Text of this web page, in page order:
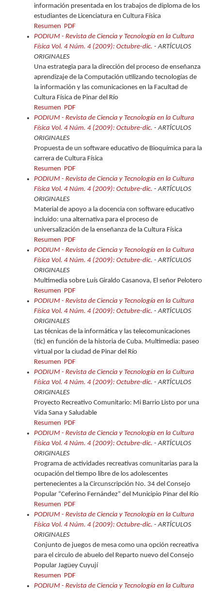
información presentada en los trabajos de diploma de los
estudiantes de Licenciatura en Cultura Física
Resumen PDF
PODIUM - Revista de Ciencia y Tecnología en la Cultura
Física Vol. 4 Núm. 4 (2009): Octubre-dic. - ARTÍCULOS
ORIGINALES
Una estrategia para la dirección del proceso de enseñanza
aprendizaje de la Computación utilizando tecnologías de
la información y las comunicaciones en la Facultad de
Cultura Física de Pinar del Río
Resumen PDF
PODIUM - Revista de Ciencia y Tecnología en la Cultura
Física Vol. 4 Núm. 4 (2009): Octubre-dic. - ARTÍCULOS
ORIGINALES
Propuesta de un software educativo de Bioquímica para la
carrera de Cultura Física
Resumen PDF
PODIUM - Revista de Ciencia y Tecnología en la Cultura
Física Vol. 4 Núm. 4 (2009): Octubre-dic. - ARTÍCULOS
ORIGINALES
Material de apoyo a la docencia con software educativo
incluido: una alternativa para el proceso de
universalización de la enseñanza de la Cultura Física
Resumen PDF
PODIUM - Revista de Ciencia y Tecnología en la Cultura
Física Vol. 4 Núm. 4 (2009): Octubre-dic. - ARTÍCULOS
ORIGINALES
Multimedia sobre Luís Giraldo Casanova, El señor Pelotero
Resumen PDF
PODIUM - Revista de Ciencia y Tecnología en la Cultura
Física Vol. 4 Núm. 4 (2009): Octubre-dic. - ARTÍCULOS
ORIGINALES
Las técnicas de la informática y las telecomunicaciones
(tic) en función de la historia de Cuba. Multimedia: paseo
virtual por la ciudad de Pinar del Río
Resumen PDF
PODIUM - Revista de Ciencia y Tecnología en la Cultura
Física Vol. 4 Núm. 4 (2009): Octubre-dic. - ARTÍCULOS
ORIGINALES
Proyecto Recreativo Comunitario: Mi Barrio Listo por una
Vida Sana y Saludable
Resumen PDF
PODIUM - Revista de Ciencia y Tecnología en la Cultura
Física Vol. 4 Núm. 4 (2009): Octubre-dic. - ARTÍCULOS
ORIGINALES
Programa de actividades recreativas comunitarias para la
ocupación del tiempo libre de los adolescentes
pertenecientes a la Circunscripción No. 34 del Consejo
Popular “Ceferino Fernández” del Municipio Pinar del Río
Resumen PDF
PODIUM - Revista de Ciencia y Tecnología en la Cultura
Física Vol. 4 Núm. 4 (2009): Octubre-dic. - ARTÍCULOS
ORIGINALES
Conjunto de juegos de mesa como una opción recreativa
para el circulo de abuelo del Reparto nuevo del Consejo
Popular Jagüey Cuyují
Resumen PDF
PODIUM - Revista de Ciencia y Tecnología en la Cultura